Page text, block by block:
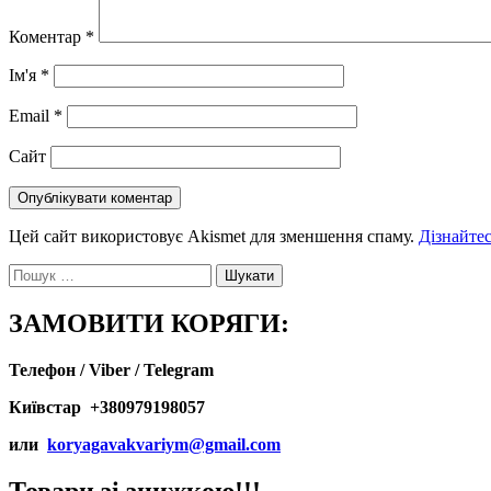
Коментар *
Ім'я *
Email *
Сайт
Цей сайт використовує Akismet для зменшення спаму.
Пошук:
ЗАМОВИТИ КОРЯГИ:
Телефон / Viber / Telegram
Київстар +380979198057
или koryagavakvariym@gmail.com